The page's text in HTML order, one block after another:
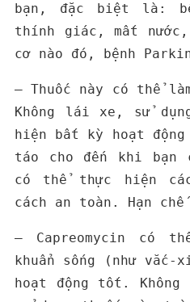
bạn, đặc biệt là:
thính giác, mất nước,
cơ nào đó, bệnh
– Thuốc này có thể
Không lái xe, sử
hiện bất kỳ hoạt
táo cho đến khi bạn
có thể thực hiện
cách an toàn. Hạn
– Capreomycin có
khuẩn sống (như vắc-
hoạt động tốt.